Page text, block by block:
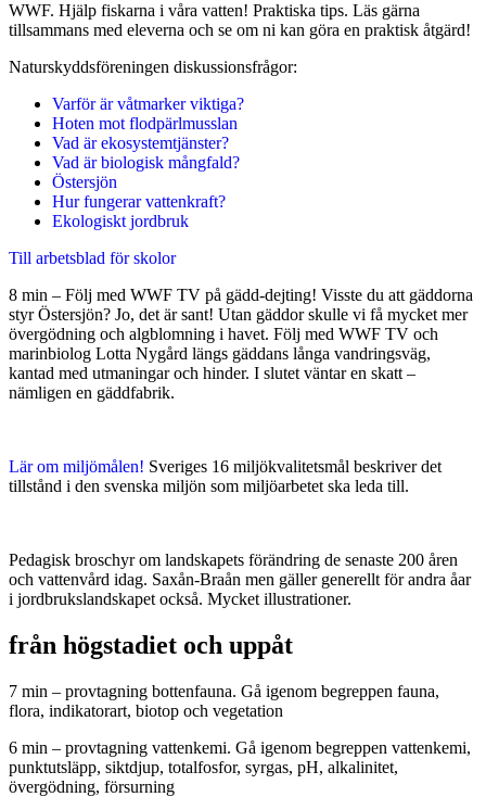
WWF. Hjälp fiskarna i våra vatten! Praktiska tips. Läs gärna
tillsammans med eleverna och se om ni kan göra en praktisk åtgärd!
Naturskyddsföreningen diskussionsfrågor:
Varför är våtmarker viktiga?
Hoten mot flodpärlmusslan
Vad är ekosystemtjänster?
Vad är biologisk mångfald?
Östersjön
Hur fungerar vattenkraft?
Ekologiskt jordbruk
Till arbetsblad för skolor
8 min – Följ med WWF TV på gädd-dejting! Visste du att gäddorna
styr Östersjön? Jo, det är sant! Utan gäddor skulle vi få mycket mer
övergödning och algblomning i havet. Följ med WWF TV och
marinbiolog Lotta Nygård längs gäddans långa vandringsväg,
kantad med utmaningar och hinder. I slutet väntar en skatt –
nämligen en gäddfabrik.
Lär om miljömålen! Sveriges 16 miljökvalitetsmål beskriver det
tillstånd i den svenska miljön som miljöarbetet ska leda till.
Pedagisk broschyr om landskapets förändring de senaste 200 åren
och vattenvård idag. Saxån-Braån men gäller generellt för andra åar
i jordbrukslandskapet också. Mycket illustrationer.
från högstadiet och uppåt
7 min – provtagning bottenfauna. Gå igenom begreppen fauna,
flora, indikatorart, biotop och vegetation
6 min – provtagning vattenkemi. Gå igenom begreppen vattenkemi,
punktutsläpp, siktdjup, totalfosfor, syrgas, pH, alkalinitet,
övergödning, försurning